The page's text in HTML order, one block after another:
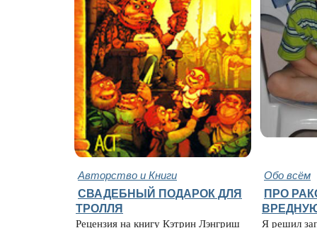
Авторство и Книги Обо всём
СВАДЕБНЫЙ ПОДАРОК ДЛЯ
ТРОЛЛЯ
Рецензия на книгу Кэтрин Лэнгриш
ПРО
Я решил